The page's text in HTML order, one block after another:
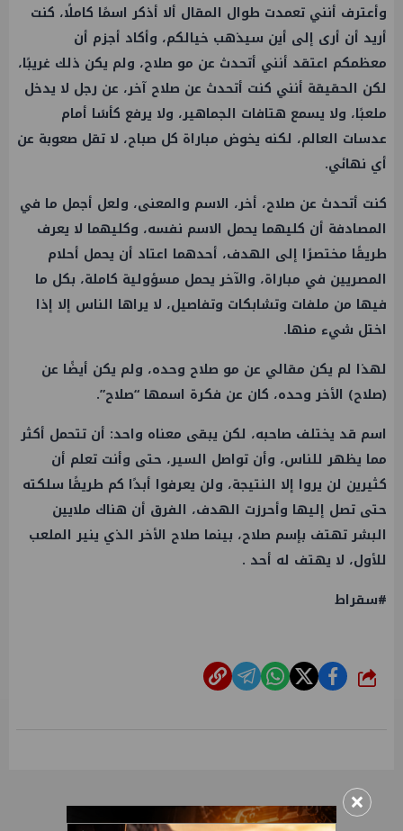
وأعترف أنني تعمدت طوال المقال ألا أذكر اسمًا كاملًا، كنت
أريد أن أرى إلى أين سيذهب خيالكم، وأكاد أجزم أن
معظمكم اعتقد أنني أتحدث عن مو صلاح، ولم يكن ذلك غريبًا،
لكن الحقيقة أنني كنت أتحدث عن صلاح آخر، عن رجل لا يدخل
ملعبًا، ولا يسمع هتافات الجماهير، ولا يرفع كأسًا أمام
عدسات العالم، لكنه يخوض مباراة كل صباح، لا تقل صعوبة عن
أي نهائي.
كنت أتحدث عن صلاح، أخر، الاسم والمعنى، ولعل أجمل ما في
المصادفة أن كليهما يحمل الاسم نفسه، وكليهما لا يعرف
طريقًا مختصرًا إلى الهدف، أحدهما اعتاد أن يحمل أحلام
المصريين في مباراة، والآخر يحمل مسؤولية كاملة، بكل ما
فيها من ملفات وتشابكات وتفاصيل، لا يراها الناس إلا إذا
اختل شيء منها.
لهذا لم يكن مقالي عن مو صلاح وحده، ولم يكن أيضًا عن
(صلاح) الأخر وحده، كان عن فكرة اسمها “صلاح”.
اسم قد يختلف صاحبه، لكن يبقى معناه واحد: أن تتحمل أكثر
مما يظهر للناس، وأن تواصل السير، حتى وأنت تعلم أن
كثيرين لن يروا إلا النتيجة، ولن يعرفوا أبدًا كم طريقًا سلكته
حتى تصل إليها وأحرزت الهدف، الفرق أن هناك ملايين
البشر تهتف بإسم صلاح، بينما صلاح الأخر الذي ينير الملعب
للأول، لا يهتف له أحد .
#سقراط
شارك
×